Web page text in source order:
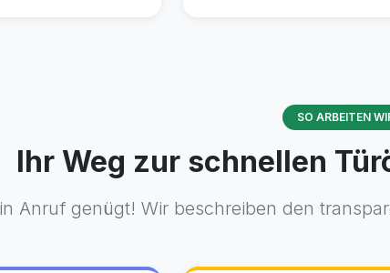
SO ARBEITEN
Ihr Weg zur schnellen
Anruf genügt! Wir beschreiben den